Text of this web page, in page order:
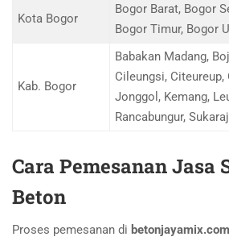
Kota Bogor
Bogor Barat, Bogor
Bogor Timur, Bogor
Kab. Bogor
Babakan Madang,
Cileungsi, Citeureup,
Jonggol, Kemang,
Rancabungur,
Cara Pemesanan Jasa
Beton
Proses pemesanan di betonjayamix.com